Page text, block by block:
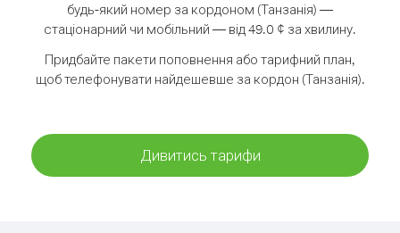
будь-який номер за кордоном (Танзанія) —
стаціонарний чи мобільний — від 49.0 ¢ за хвилину.
Придбайте пакети поповнення або тарифний план,
щоб телефонувати найдешевше за кордон (Танзанія).
Дивитись тарифи